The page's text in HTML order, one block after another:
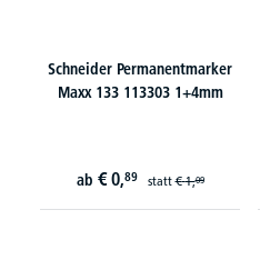
Schneider Permanentmarker
Maxx 133 113303 1+4mm
ab € 0,89 statt€ 1,09